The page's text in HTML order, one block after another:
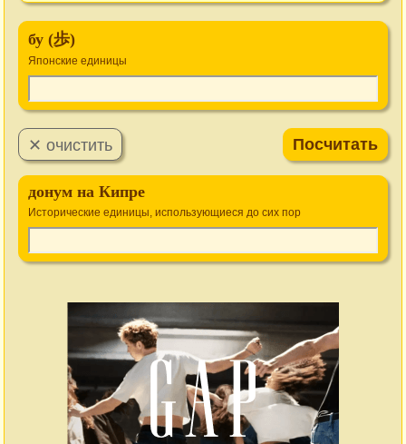
бу (歩)
Японские единицы
донум на Кипре
Исторические единицы, использующиеся до сих пор